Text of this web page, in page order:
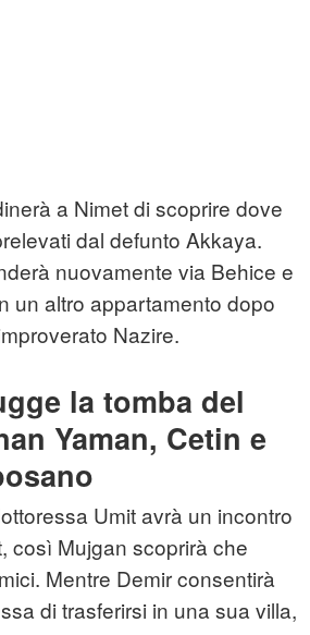
a Nimet di scoprire dove
dal defunto Akkaya.
nuovamente via Behice e
un altro appartamento dopo
Nazire.
la tomba del
Yaman, Cetin e
Umit avrà un incontro
così Mujgan scoprirà che
Mentre Demir consentirà
di trasferirsi in una sua villa,